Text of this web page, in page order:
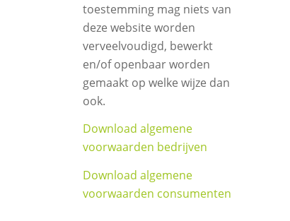
toestemming mag niets van
deze website worden
verveelvoudigd, bewerkt
en/of openbaar worden
gemaakt op welke wijze dan
ook.
Download algemene
voorwaarden bedrijven
Download algemene
voorwaarden consumenten